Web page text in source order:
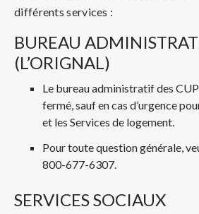
différents services :
BUREAU
(L’ORIGNAL)
Le bureau administratif des
fermé, sauf en cas d’urgence
et les Services de logement.
Pour toute question générale,
800-677-6307.
SERVICES SOCIAUX